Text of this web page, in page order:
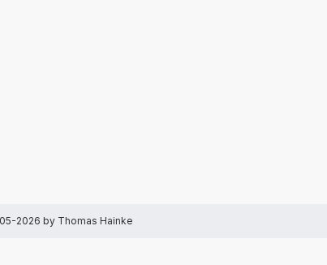
2026 by Thomas Hainke